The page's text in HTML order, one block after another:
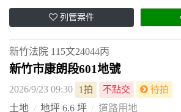
列管案件
新竹法院 115文24044丙
新竹市康朗段601地號
2026/9/23 09:30 1拍 不點交 待拍
土地 地坪 6.6 坪 道路用地